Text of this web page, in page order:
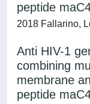
peptide
2018 Fallarino,
Anti HIV-1
combining
membrane
peptide